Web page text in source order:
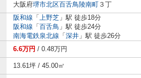
大阪府堺市北区百舌鳥陵南町 ３丁
阪和線 「 上野芝 」駅 徒歩18分
阪和線 「 百舌鳥 」駅 徒歩24分
南海電鉄泉北線 「 深井 」駅 徒歩26分
6.6万円 / 0.48万円
13.61坪 / 45.00㎡